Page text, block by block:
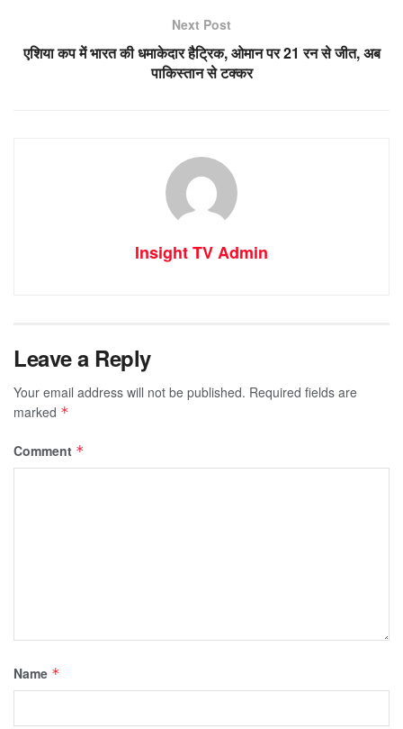
Next Post
एशिया कप में भारत की धमाकेदार हैट्रिक, ओमान पर 21 रन से जीत, अब
पाकिस्तान से टक्कर
Insight TV Admin
Leave a Reply
Your email address will not be published. Required fields are
marked *
Comment *
Name *